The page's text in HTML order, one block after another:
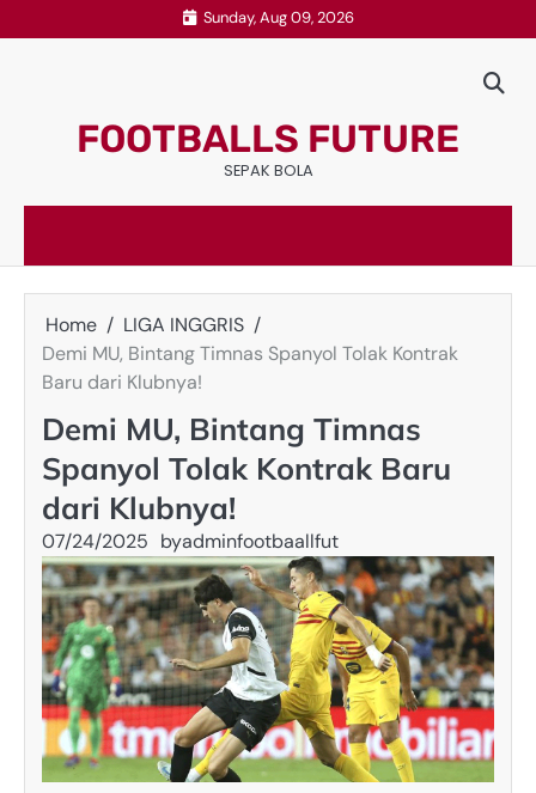
to
Sunday, Aug 09, 2026
FOOTBALLS FUTURE
SEPAK BOLA
Home
LIGA INGGRIS
Demi MU, Bintang Timnas Spanyol Tolak Kontrak
Baru dari Klubnya!
Demi MU, Bintang Timnas
Spanyol Tolak Kontrak Baru
dari Klubnya!
07/24/2025 byadminfootbaallfut